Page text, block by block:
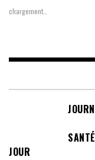
chargement…
JOUR